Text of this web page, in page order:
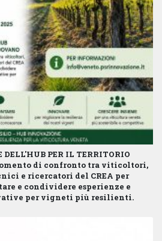
DELL'HUB PER IL TERRITORIO
di confronto tra viticoltori,
e ricercatori del CREA per
e condividere esperienze e
per vigneti più resilienti.